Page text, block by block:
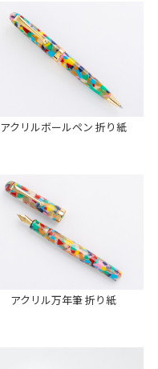
アクリルボールペン 折り紙
アクリル万年筆 折り紙